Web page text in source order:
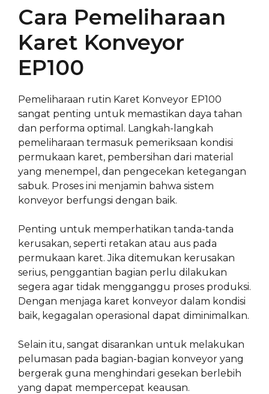
Cara Pemeliharaan
Karet Konveyor
EP100
Pemeliharaan rutin Karet Konveyor EP100
sangat penting untuk memastikan daya tahan
dan performa optimal. Langkah-langkah
pemeliharaan termasuk pemeriksaan kondisi
permukaan karet, pembersihan dari material
yang menempel, dan pengecekan ketegangan
sabuk. Proses ini menjamin bahwa sistem
konveyor berfungsi dengan baik.
Penting untuk memperhatikan tanda-tanda
kerusakan, seperti retakan atau aus pada
permukaan karet. Jika ditemukan kerusakan
serius, penggantian bagian perlu dilakukan
segera agar tidak mengganggu proses produksi.
Dengan menjaga karet konveyor dalam kondisi
baik, kegagalan operasional dapat diminimalkan.
Selain itu, sangat disarankan untuk melakukan
pelumasan pada bagian-bagian konveyor yang
bergerak guna menghindari gesekan berlebih
yang dapat mempercepat keausan.